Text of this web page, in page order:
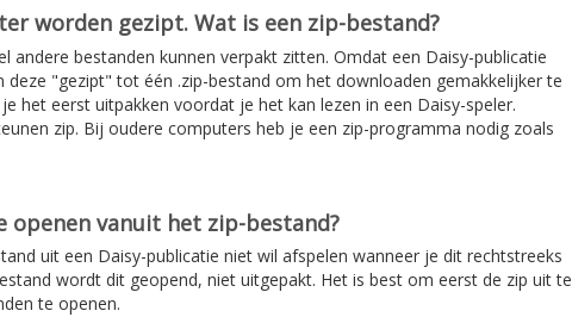
worden gezipt. Wat is een zip-bestand?
andere bestanden kunnen verpakt zitten. Omdat een Daisy-publicatie
"gezipt" tot één .zip-bestand om het downloaden gemakkelijker te
het eerst uitpakken voordat je het kan lezen in een Daisy-speler.
zip. Bij oudere computers heb je een zip-programma nodig zoals
vanuit het zip-bestand?
uit een Daisy-publicatie niet wil afspelen wanneer je dit rechtstreeks
wordt dit geopend, niet uitgepakt. Het is best om eerst de zip uit te
te openen.